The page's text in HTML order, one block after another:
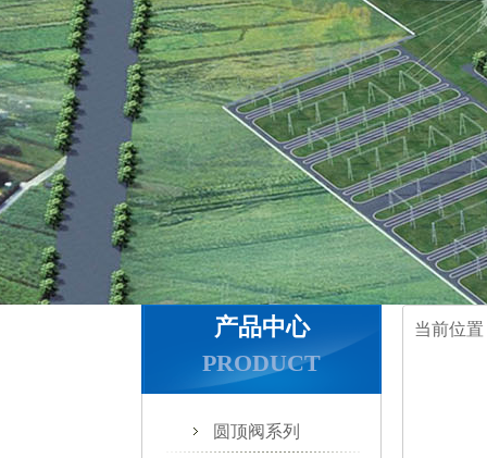
当前位置
产品中心
PRODUCT
圆顶阀系列